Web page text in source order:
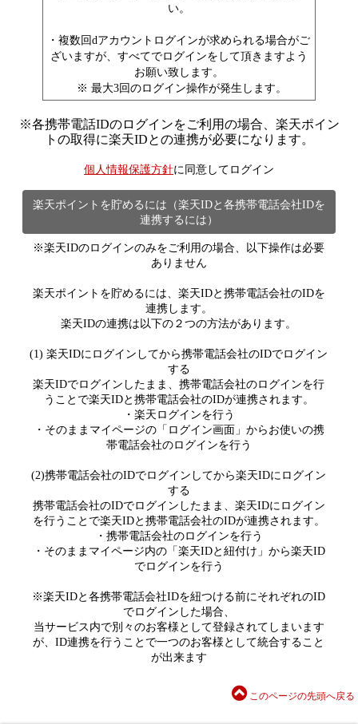
い。
・複数回dアカウントログインが求められる場合がご
ざいますが、すべてでログインをして頂きますよう
お願い致します。
※ 最大3回のログイン操作が発生します。
※各携帯電話IDのログインをご利用の場合、楽天ポイン
トの取得に楽天IDとの連携が必要になります。
個人情報保護方針に同意してログイン
楽天ポイントを貯めるには（楽天IDと各携帯電話会社IDを
連携するには）
※楽天IDのログインのみをご利用の場合、以下操作は必要
ありません
楽天ポイントを貯めるには、楽天IDと携帯電話会社のIDを
連携します。
楽天IDの連携は以下の２つの方法があります。
(1) 楽天IDにログインしてから携帯電話会社のIDでログイン
する
楽天IDでログインしたまま、携帯電話会社のログインを行
うことで楽天IDと携帯電話会社のIDが連携されます。
・楽天ログインを行う
・そのままマイページの「ログイン画面」からお使いの携
帯電話会社のログインを行う
(2)携帯電話会社のIDでログインしてから楽天IDにログイン
する
携帯電話会社のIDでログインしたまま、楽天IDにログイン
を行うことで楽天IDと携帯電話会社のIDが連携されます。
・携帯電話会社のログインを行う
・そのままマイページ内の「楽天IDと紐付け」から楽天ID
でログインを行う
※楽天IDと各携帯電話会社IDを紐つける前にそれぞれのID
でログインした場合、
当サービス内で別々のお客様として登録されてしまいます
が、ID連携を行うことで一つのお客様として統合すること
が出来ます
このページの先頭へ戻る